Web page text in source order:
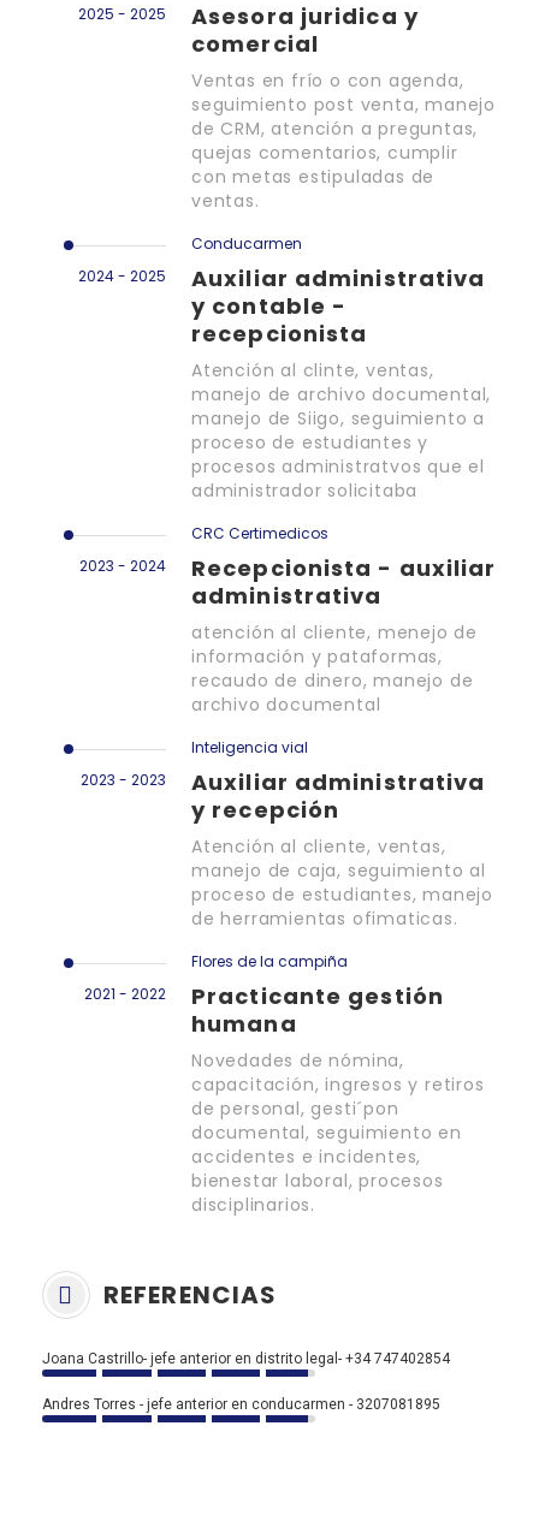
2025 - 2025
Asesora juridica y
comercial
Ventas en frío o con agenda,
seguimiento post venta, manejo
de CRM, atención a preguntas,
quejas comentarios, cumplir
con metas estipuladas de
ventas.
2024 - 2025
Conducarmen
Auxiliar administrativa
y contable -
recepcionista
Atención al clinte, ventas,
manejo de archivo documental,
manejo de Siigo, seguimiento a
proceso de estudiantes y
procesos administratvos que el
administrador solicitaba
2023 - 2024
CRC Certimedicos
Recepcionista - auxiliar
administrativa
atención al cliente, menejo de
información y pataformas,
recaudo de dinero, manejo de
archivo documental
2023 - 2023
Inteligencia vial
Auxiliar administrativa
y recepción
Atención al cliente, ventas,
manejo de caja, seguimiento al
proceso de estudiantes, manejo
de herramientas ofimaticas.
2021 - 2022
Flores de la campiña
Practicante gestión
humana
Novedades de nómina,
capacitación, ingresos y retiros
de personal, gesti´pon
documental, seguimiento en
accidentes e incidentes,
bienestar laboral, procesos
disciplinarios.
REFERENCIAS
Joana Castrillo- jefe anterior en distrito legal- +34 747402854
Andres Torres - jefe anterior en conducarmen - 3207081895